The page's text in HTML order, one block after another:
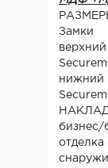
Замки
верхний
нижний
бизнес/
отделка
снаружи